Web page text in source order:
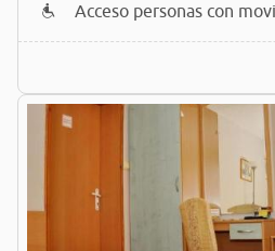
Acceso personas con